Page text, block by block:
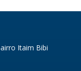
Itaim Bibi